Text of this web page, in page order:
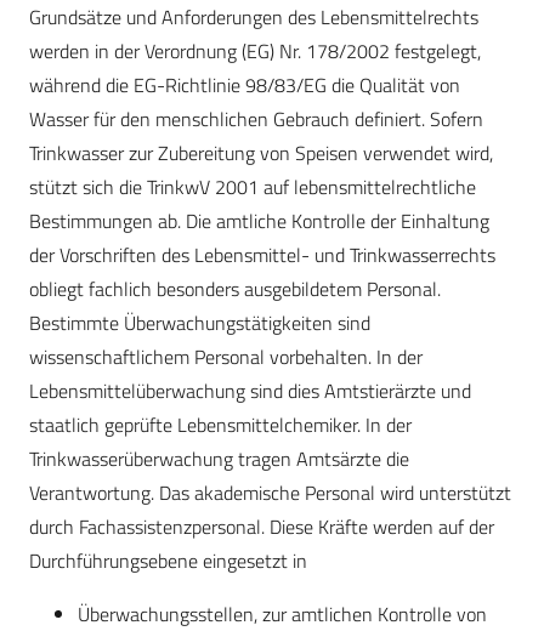
Grundsätze und Anforderungen des Lebensmittelrechts
werden in der Verordnung (EG) Nr. 178/2002 festgelegt,
während die EG-Richtlinie 98/83/EG die Qualität von
Wasser für den menschlichen Gebrauch definiert. Sofern
Trinkwasser zur Zubereitung von Speisen verwendet wird,
stützt sich die TrinkwV 2001 auf lebensmittelrechtliche
Bestimmungen ab. Die amtliche Kontrolle der Einhaltung
der Vorschriften des Lebensmittel- und Trinkwasserrechts
obliegt fachlich besonders ausgebildetem Personal.
Bestimmte Überwachungstätigkeiten sind
wissenschaftlichem Personal vorbehalten. In der
Lebensmittelüberwachung sind dies Amtstierärzte und
staatlich geprüfte Lebensmittelchemiker. In der
Trinkwasserüberwachung tragen Amtsärzte die
Verantwortung. Das akademische Personal wird unterstützt
durch Fachassistenzpersonal. Diese Kräfte werden auf der
Durchführungsebene eingesetzt in
Überwachungsstellen, zur amtlichen Kontrolle von